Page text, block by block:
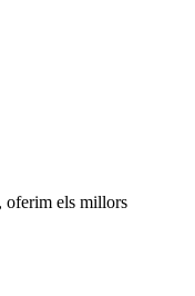
oferim els millors